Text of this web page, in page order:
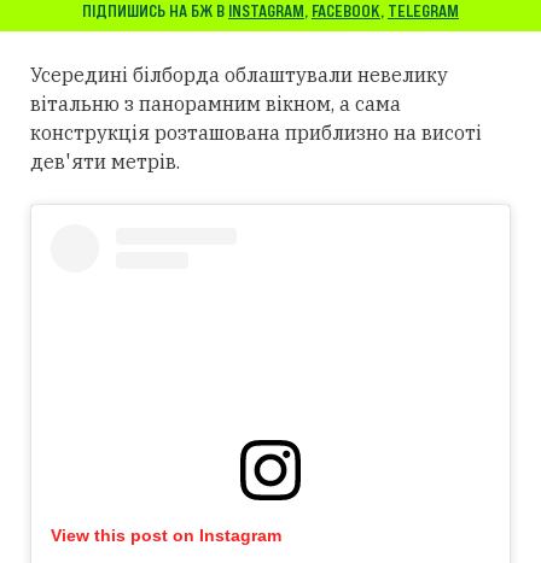
ПІДПИШИСЬ НА БЖ В INSTAGRAM, FACEBOOK, TELEGRAM
Усередині білборда облаштували невелику
вітальню з панорамним вікном, а сама
конструкція розташована приблизно на висоті
дев'яти метрів.
View this post on Instagram